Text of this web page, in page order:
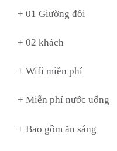
+ 01 Giường đôi
+ 02 khách
+ Wifi miễn phí
+ Miễn phí nước uống
+ Bao gồm ăn sáng